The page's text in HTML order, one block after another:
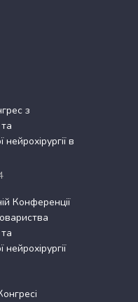
з
в
Конференції